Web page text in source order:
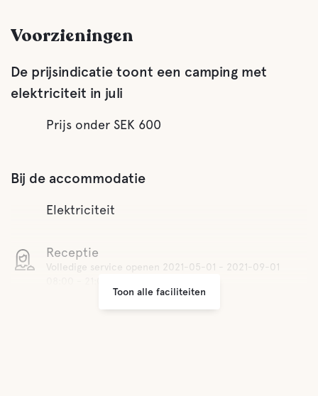
Voorzieningen
De prijsindicatie toont een camping met
elektriciteit in juli
Prijs onder SEK 600
Bij de accommodatie
Elektriciteit
Receptie
Volledige service openen 2021-05-01 - 2021-09-01
Toon alle faciliteiten